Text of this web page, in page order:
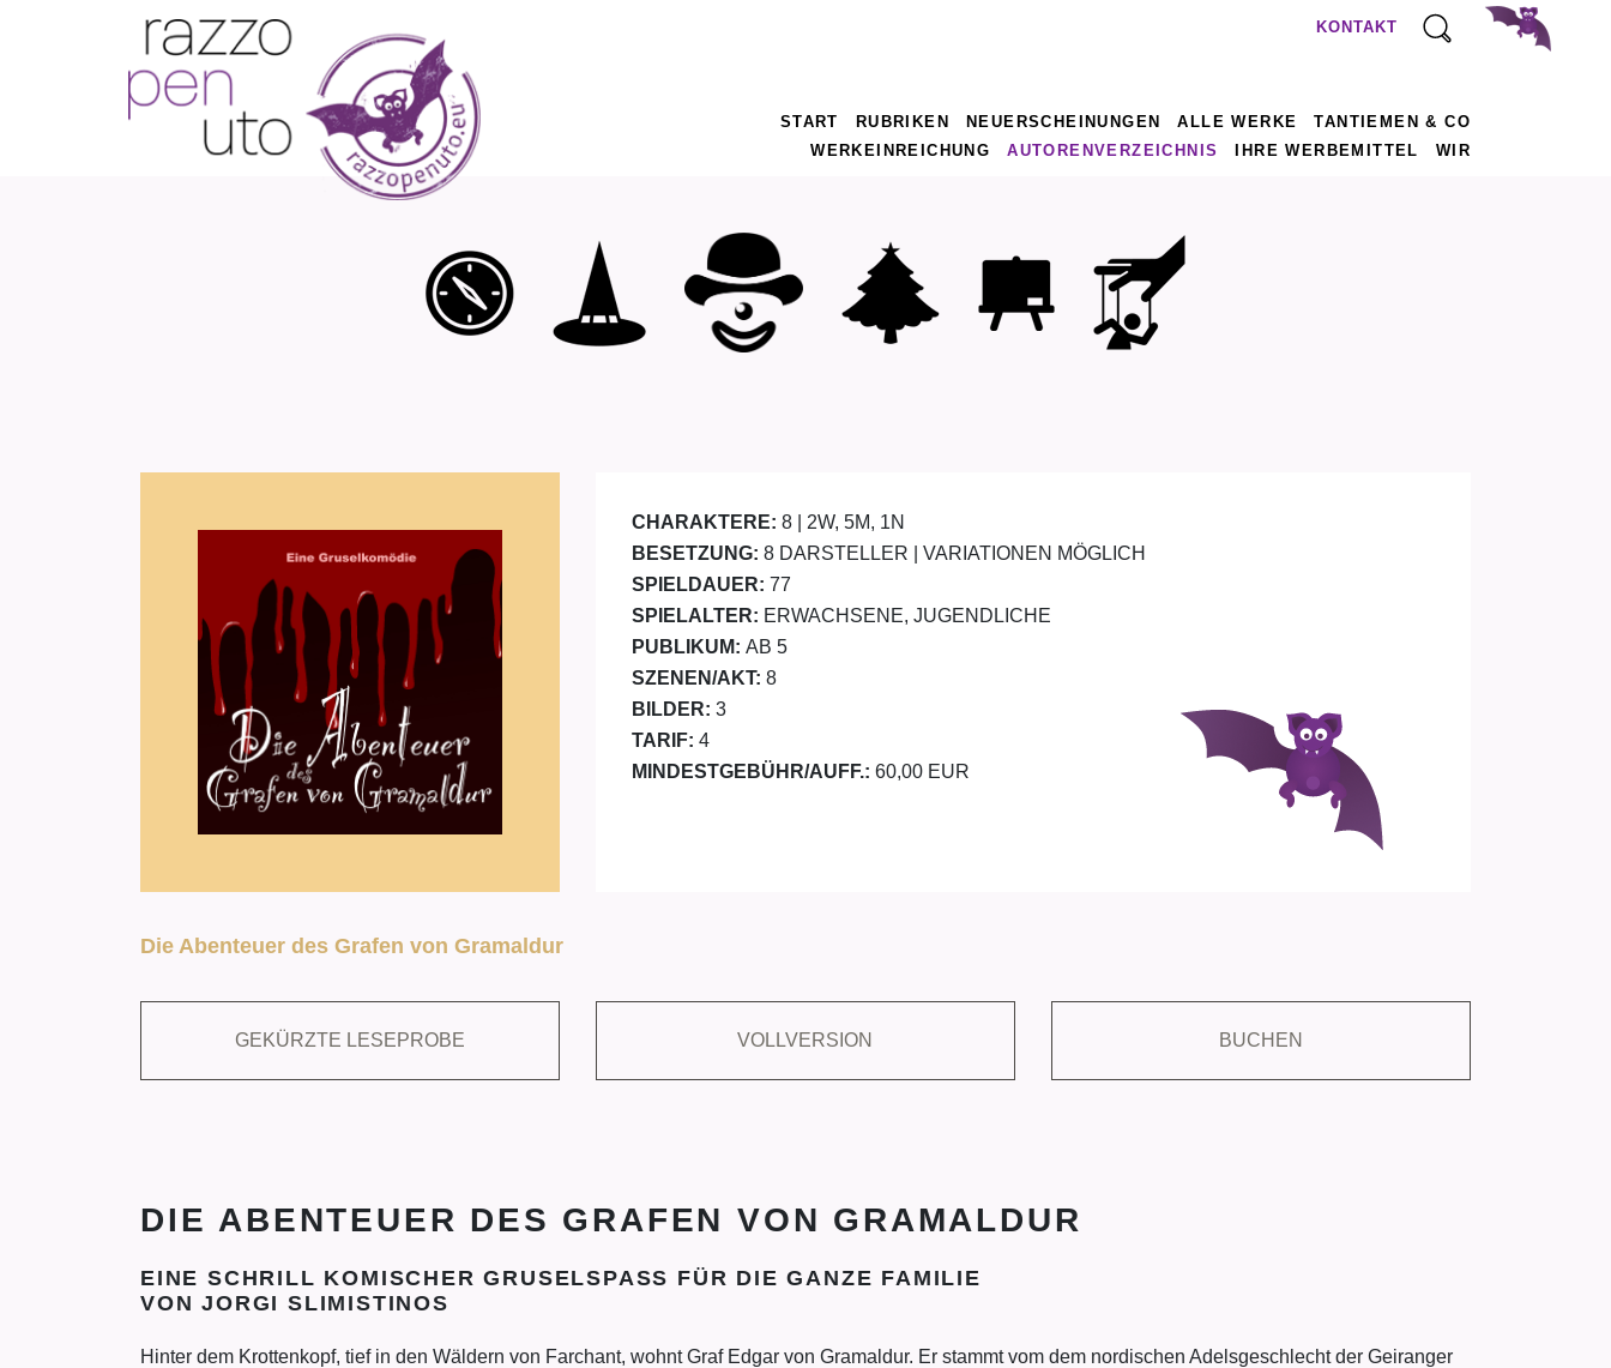
KONTAKT
START RUBRIKEN NEUERSCHEINUNGEN ALLE WERKE
TANTIEMEN & CO
WERKEINREICHUNG
AUTORENVERZEICHNIS IHRE WERBEMITTEL WIR
CHARAKTERE: 8 | 2W, 5M, 1N
BESETZUNG: 8 DARSTELLER | VARIATIONEN MÖGLICH
SPIELDAUER: 77
SPIELALTER: ERWACHSENE, JUGENDLICHE
PUBLIKUM: AB 5
SZENEN/AKT: 8
BILDER: 3
TARIF: 4
MINDESTGEBÜHR/AUFF.: 60,00 EUR
Die Abenteuer des Grafen von Gramaldur
GEKÜRZTE LESEPROBE VOLLVERSION BUCHEN
DIE ABENTEUER DES GRAFEN VON GRAMALDUR
EINE SCHRILL KOMISCHER GRUSELSPASS FÜR DIE GANZE FAMILIE
VON JORGI SLIMISTINOS
Hinter dem Krottenkopf, tief in den Wäldern von Farchant, wohnt Graf Edgar von Gramaldur. Er stammt vom dem nordischen Adelsgeschlecht der Geiranger